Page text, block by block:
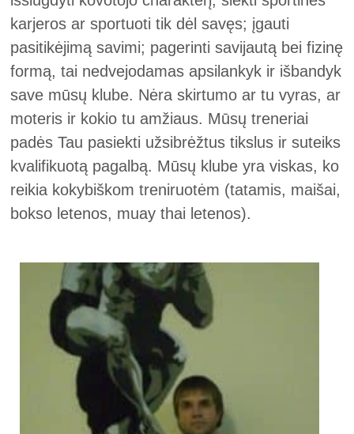
karjeros ar sportuoti tik dėl savęs; įgauti
pasitikėjimą savimi; pagerinti savijautą bei fizinę
formą, tai nedvejodamas apsilankyk ir išbandyk
save mūsų klube. Nėra skirtumo ar tu vyras, ar
moteris ir kokio tu amžiaus. Mūsų treneriai
padės Tau pasiekti užsibrėžtus tikslus ir suteiks
kvalifikuotą pagalbą. Mūsų klube yra viskas, ko
reikia kokybiškom treniruotėm (tatamis, maišai,
bokso letenos, muay thai letenos).